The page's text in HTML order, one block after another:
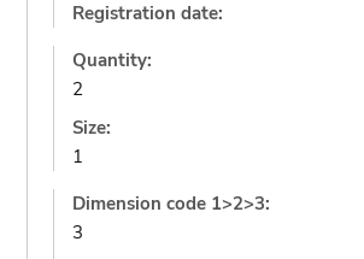
Registration date:
Quantity:
2
Size:
1
Dimension code 1>2>3:
3